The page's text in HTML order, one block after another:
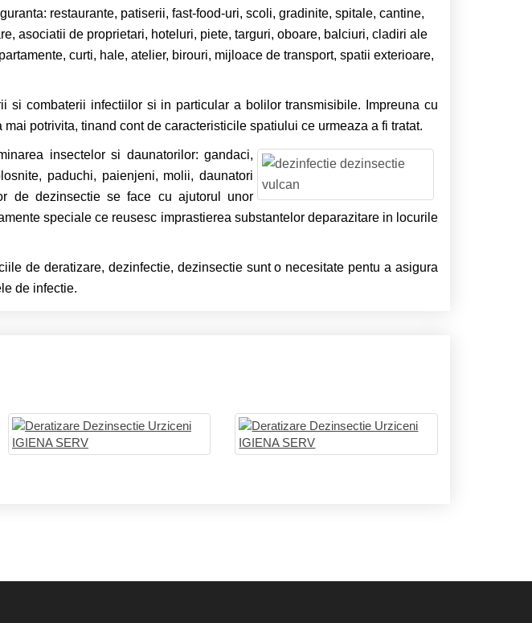
restaurante, patiserii, fast-food-uri, scoli, gradinite, spitale, cantine,
asociatii de proprietari, hoteluri, piete, targuri, oboare, balciuri, cladiri ale
curti, hale, atelier, birouri, mijloace de transport, spatii exterioare,
si combaterii infectiilor si in particular a bolilor transmisibile. Impreuna cu
potrivita, tinand cont de caracteristicile spatiului ce urmeaza a fi tratat.
insectelor si daunatorilor: gandaci,
paduchi, paienjeni, molii, daunatori
de dezinsectie se face cu ajutorul unor
speciale ce reusesc imprastierea substantelor deparazitare in locurile
de deratizare, dezinfectie, dezinsectie sunt o necesitate pentu a asigura
de infectie.